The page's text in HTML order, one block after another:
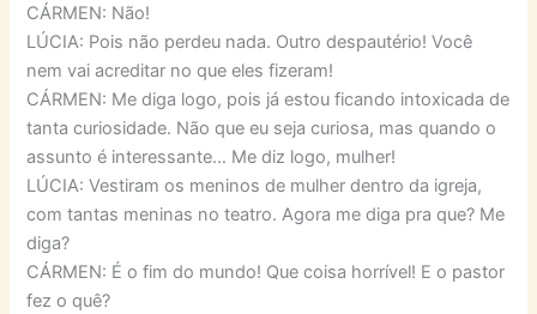
CÁRMEN: Não!
LÚCIA: Pois não perdeu nada. Outro despautério! Você
nem vai acreditar no que eles fizeram!
CÁRMEN: Me diga logo, pois já estou ficando intoxicada de
tanta curiosidade. Não que eu seja curiosa, mas quando o
assunto é interessante… Me diz logo, mulher!
LÚCIA: Vestiram os meninos de mulher dentro da igreja,
com tantas meninas no teatro. Agora me diga pra que? Me
diga?
CÁRMEN: É o fim do mundo! Que coisa horrível! E o pastor
fez o quê?